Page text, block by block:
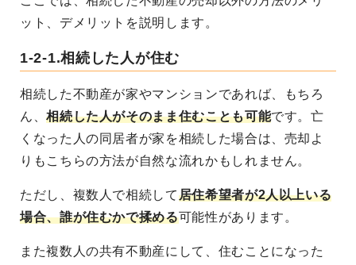
ット、デメリットを説明します。
1-2-1.相続した人が住む
相続した不動産が家やマンションであれば、もちろ
ん、相続した人がそのまま住むことも可能です。亡
くなった人の同居者が家を相続した場合は、売却よ
りもこちらの方法が自然な流れかもしれません。
ただし、複数人で相続して居住希望者が2人以上いる
場合、誰が住むかで揉める可能性があります。
また複数人の共有不動産にして、住むことになった